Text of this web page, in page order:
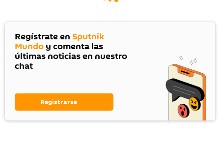
Regístrate en Sputnik
Mundo y comenta las
últimas noticias en nuestro
chat
Registrarse